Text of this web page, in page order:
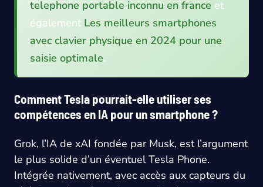
telephone portable inconnu en france et
également Les meilleurs smartphones
avec clavier physique en 2024 pour une
saisie optimale.
Comment Tesla pourrait-elle utiliser ses
compétences en IA pour un smartphone ?
Grok, l’IA de xAI fondée par Musk, est l’argument
le plus solide d’un éventuel Tesla Phone.
Intégrée nativement, avec accès aux capteurs du